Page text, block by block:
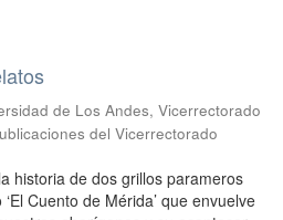
de Los Andes, Vicerrectorado
del Vicerrectorado
historia de dos grillos parameros
Cuento de Mérida’ que envuelve